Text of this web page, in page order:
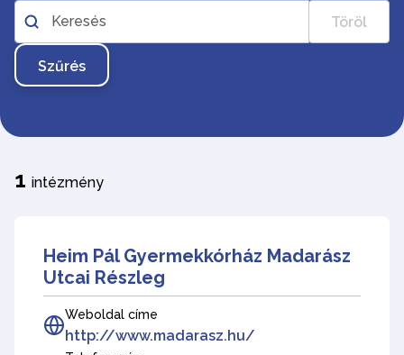
Töröl
Szűrés
1 intézmény
Heim Pál Gyermekkórház Madarász
Utcai Részleg
Weboldal címe
http://www.madarasz.hu/